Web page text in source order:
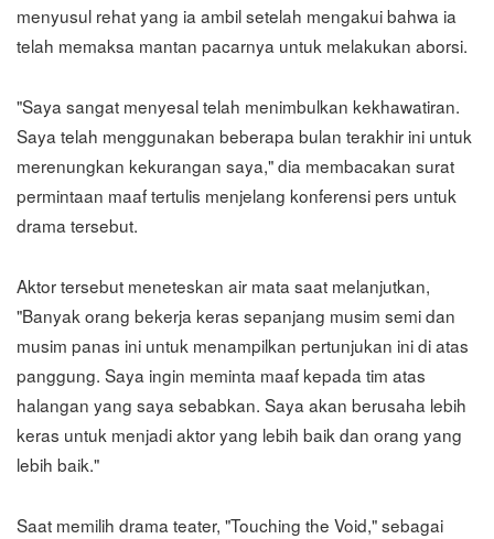
menyusul rehat yang ia ambil setelah mengakui bahwa ia
telah memaksa mantan pacarnya untuk melakukan aborsi.
"Saya sangat menyesal telah menimbulkan kekhawatiran.
Saya telah menggunakan beberapa bulan terakhir ini untuk
merenungkan kekurangan saya," dia membacakan surat
permintaan maaf tertulis menjelang konferensi pers untuk
drama tersebut.
Aktor tersebut meneteskan air mata saat melanjutkan,
"Banyak orang bekerja keras sepanjang musim semi dan
musim panas ini untuk menampilkan pertunjukan ini di atas
panggung. Saya ingin meminta maaf kepada tim atas
halangan yang saya sebabkan. Saya akan berusaha lebih
keras untuk menjadi aktor yang lebih baik dan orang yang
lebih baik."
Saat memilih drama teater, "Touching the Void," sebagai